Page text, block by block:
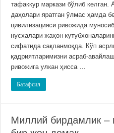
тафаккур маркази бўлиб
даҳолари яратган ўлмас ҳамда
цивилизацияси ривожида
нусхалари жаҳон
сифатида сақланмоқда. Кўп
қадриятларимизни асраб-
ривожига улкан ҳисса …
Батафсил
Миллий бирдамлик –